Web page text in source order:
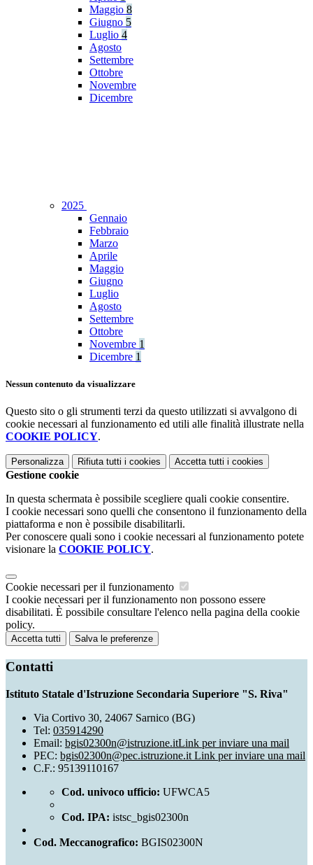
Maggio 8
Giugno 5
Luglio 4
Agosto
Settembre
Ottobre
Novembre
Dicembre
2025
Gennaio
Febbraio
Marzo
Aprile
Maggio
Giugno
Luglio
Agosto
Settembre
Ottobre
Novembre 1
Dicembre 1
Nessun contenuto da visualizzare
Questo sito o gli strumenti terzi da questo utilizzati si avvalgono di
cookie necessari al funzionamento ed utili alle finalità illustrate nella
COOKIE POLICY.
Personalizza Rifiuta tutti i cookies Accetta tutti i cookies
Gestione cookie
In questa schermata è possibile scegliere quali cookie consentire.
I cookie necessari sono quelli che consentono il funzionamento della
piattaforma e non è possibile disabilitarli.
Per conoscere quali sono i cookie necessari al funzionamento potete
visionare la COOKIE POLICY.
Cookie necessari per il funzionamento
I cookie necessari per il funzionamento non possono essere
disabilitati. È possibile consultare l'elenco nella pagina della cookie
policy.
Accetta tutti Salva le preferenze
Contatti
Istituto Statale d'Istruzione Secondaria Superiore "S. Riva"
Via Cortivo 30, 24067 Sarnico (BG)
Tel: 035914290
Email: bgis02300n@istruzione.itLink per inviare una mail
PEC: bgis02300n@pec.istruzione.it Link per inviare una mail
C.F.: 95139110167
Cod. univoco ufficio: UFWCA5
Cod. IPA: istsc_bgis02300n
Cod. Meccanografico: BGIS02300N